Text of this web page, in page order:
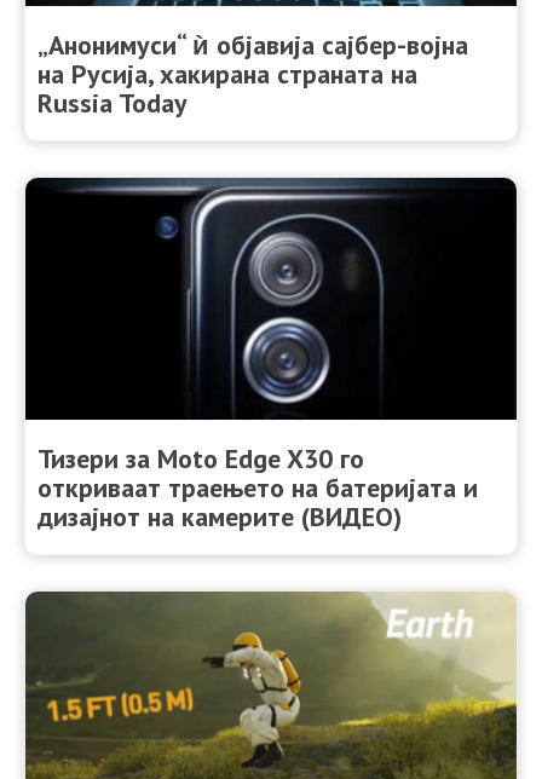
„Анонимуси“ ѝ објавија сајбер-војна
на Русија, хакирана страната на
Russia Today
Тизери за Moto Edge X30 го
откриваат траењето на батеријата и
дизајнот на камерите (ВИДЕО)